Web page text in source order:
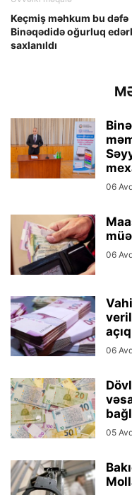
Keçmiş məhkum bu dəfə
Binəqədidə oğurluq
saxlanıldı
06
06
06
05